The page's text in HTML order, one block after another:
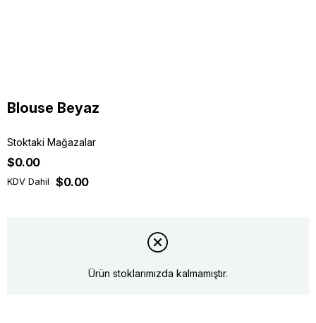
Blouse Beyaz
Stoktaki Mağazalar
$0.00
KDV Dahil $0.00
Ürün stoklarımızda kalmamıştır.